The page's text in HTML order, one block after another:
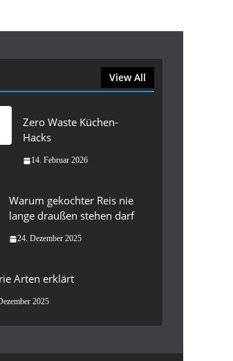
View All
Zero Waste Küchen-
Hacks
14. Februar 2026
Warum gekochter Reis nie
lange draußen stehen darf
24. Dezember 2025
Arten erklärt
2025